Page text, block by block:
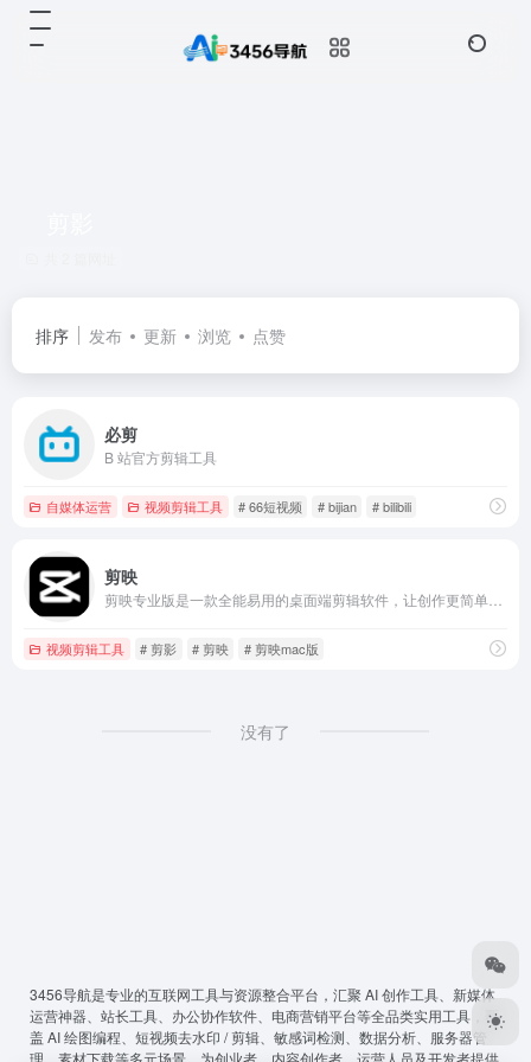
排序 发布 更新 浏览 点赞
必剪
B 站官方剪辑工具
自媒体运营 视频剪辑工具 # 66短视频 # bijian # bilibili
剪映
视频剪辑工具 # 剪影 # 剪映 # 剪映mac版
没有了
3456导航是专业的互联网工具与资源整合平台，汇聚 AI 创作工具、新媒体
运营神器、站长工具、办公协作软件、电商营销平台等全品类实用工具，覆
盖 AI 绘图编程、短视频去水印 / 剪辑、敏感词检测、数据分析、服务器管
理、素材下载等多元场景，为创业者、内容创作者、运营人员及开发者提供